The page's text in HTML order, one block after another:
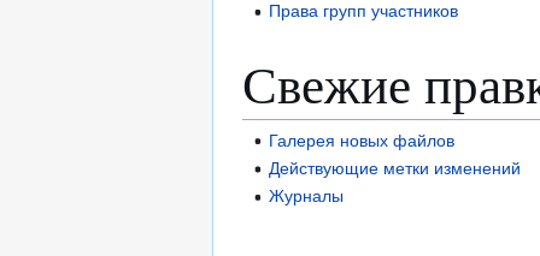
Права групп участников
Свежие
Галерея новых файлов
Действующие метки изменений
Журналы